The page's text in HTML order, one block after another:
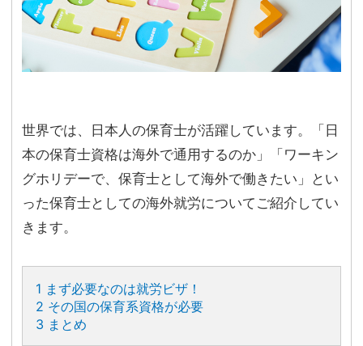
世界では、日本人の保育士が活躍しています。「日
本の保育士資格は海外で通用するのか」「ワーキン
グホリデーで、保育士として海外で働きたい」とい
った保育士としての海外就労についてご紹介してい
きます。
1 まず必要なのは就労ビザ！
2 その国の保育系資格が必要
3 まとめ